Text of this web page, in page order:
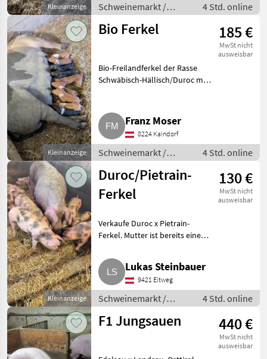
Kleinanzeige
Schweinemarkt /
Schweinemarkt
4 Std. online
Kleinanzeige
Bio Ferkel 185 €
MwSt nicht
ausweisbar
Bio-Freilandferkel der Rasse
Schwäbisch-Hällisch/Duroc mit
Schweinemarkt Schweinemarkt
Franz Moser
8224 Kaindorf
Schweinemarkt /
Schweinemarkt
4 Std. online
Kleinanzeige
Duroc/Pietrain-
Ferkel
130 €
MwSt nicht
ausweisbar
Verkaufe Duroc x Pietrain-
Ferkel. Mutter ist bereits eine
mit Pietrain gedeckt. Nur an
Betriebe mit Betriebsnummer.
Ferkel haben ca. 30
Lukas Steinbauer
9421 Eitweg
Schweinemarkt /
Schweinemarkt
4 Std. online
F1 Jungsauen 440 €
MwSt nicht
ausweisbar